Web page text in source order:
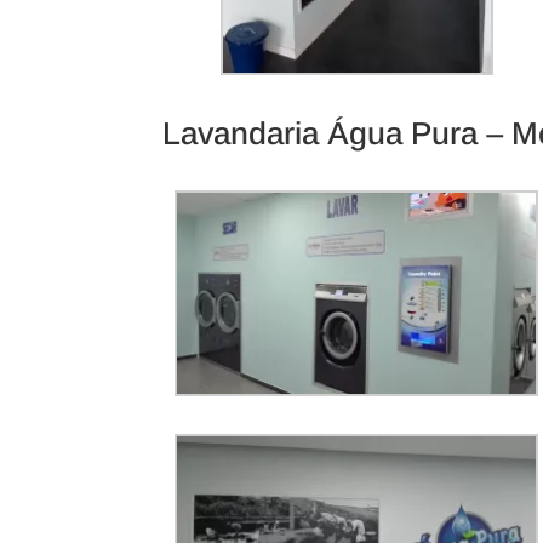
Lavandaria Água Pura –